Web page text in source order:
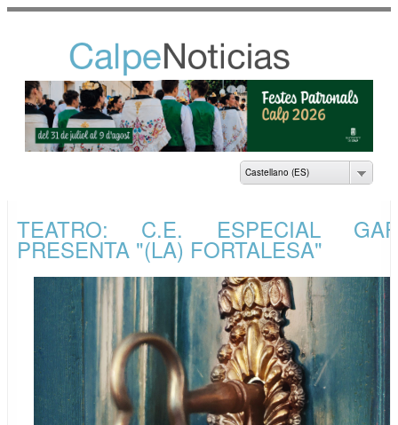
principal
NOTICIAS DEL
AYUNTAMIENTO DE
Castellano (ES)
TEATRO: C.E. ESPECIAL
PRESENTA "(LA) FORTALESA"